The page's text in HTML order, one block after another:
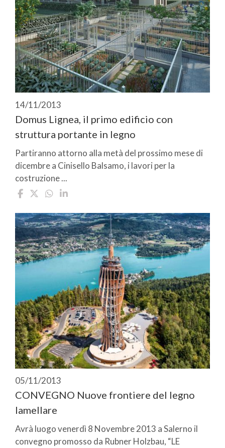
14/11/2013
Domus Lignea, il primo edificio con
struttura portante in legno
Partiranno attorno alla metà del prossimo mese di
dicembre a Cinisello Balsamo, i lavori per la
costruzione ...
05/11/2013
CONVEGNO Nuove frontiere del legno
lamellare
Avrà luogo venerdì 8 Novembre 2013 a Salerno il
convegno promosso da Rubner Holzbau, “LE